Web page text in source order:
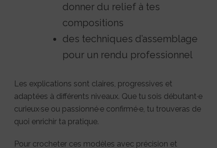
donner du relief à tes
compositions
des techniques d’assemblage
pour un rendu professionnel
Les explications sont claires, progressives et
adaptées à différents niveaux. Que tu sois débutant·e
curieux·se ou passionné·e confirmé·e, tu trouveras de
quoi enrichir ta pratique.
Pour crocheter ces modèles avec précision et